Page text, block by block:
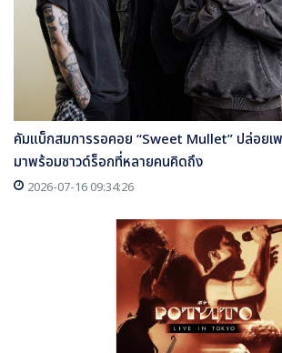
คัมแบ็กสมการรอคอย “Sweet Mullet” ปล่อยเ
มาพร้อมซาวด์ร็อกที่หลายคนคิดถึง
2026-07-16 09:34:26